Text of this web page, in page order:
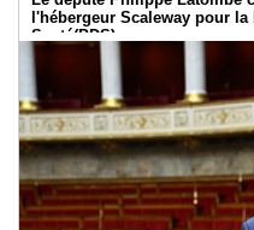
l'hébergeur Scaleway pour
Santé(PDS)